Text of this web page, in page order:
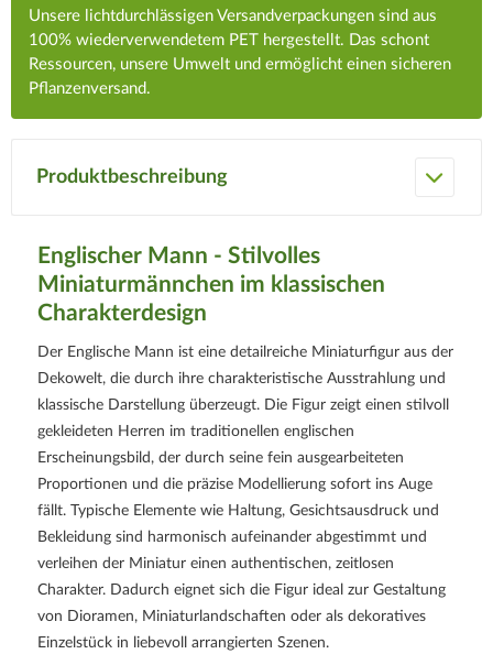
Unsere lichtdurchlässigen Versandverpackungen sind aus
100% wiederverwendetem PET hergestellt. Das schont
Ressourcen, unsere Umwelt und ermöglicht einen sicheren
Pflanzenversand.
Produktbeschreibung
Englischer Mann - Stilvolles
Miniaturmännchen im klassischen
Charakterdesign
Der Englische Mann ist eine detailreiche Miniaturfigur aus der
Dekowelt, die durch ihre charakteristische Ausstrahlung und
klassische Darstellung überzeugt. Die Figur zeigt einen stilvoll
gekleideten Herren im traditionellen englischen
Erscheinungsbild, der durch seine fein ausgearbeiteten
Proportionen und die präzise Modellierung sofort ins Auge
fällt. Typische Elemente wie Haltung, Gesichtsausdruck und
Bekleidung sind harmonisch aufeinander abgestimmt und
verleihen der Miniatur einen authentischen, zeitlosen
Charakter. Dadurch eignet sich die Figur ideal zur Gestaltung
von Dioramen, Miniaturlandschaften oder als dekoratives
Einzelstück in liebevoll arrangierten Szenen.